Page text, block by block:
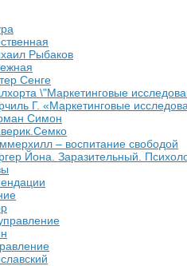
Рыбаков
Сенге
\"Маркетинговые
Г. «Маркетинговые
Симон
– воспитание свободой
Йона. Заразительный.